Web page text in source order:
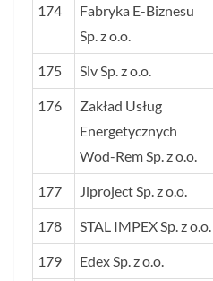
174
Fabryka E-Biznesu
Sp. z o.o.
175 Slv Sp. z o.o.
176
Zakład Usług
Energetycznych
Wod-Rem Sp. z o.o.
177 Jlproject Sp. z o.o.
178 STAL IMPEX Sp. z o.o.
179 Edex Sp. z o.o.